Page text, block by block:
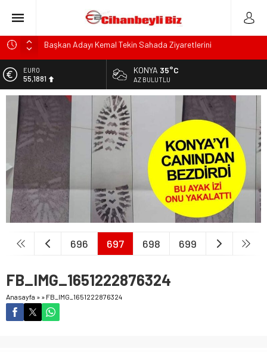
Başkan Adayı Kemal Tekin Sahada Ziyaretlerini
Konyalı Çiftci Feci şekilde Can Verdi
Konya’da araçta oksijen tüpünün patlaması sonucu hayatını
kaybeden biri bebek 2 kişi ile yaralanan 2 kişinin kimlikleri
belli oldu!
KULU’DA HAFİF TİCARİ ARAÇ TAKLA ATTI: 2’Sİ ÇOCUK, 3
Trafik Kazasinda Yaralanmıştı, Tedavi gördüğü Hastanede
Hayatını Kaybetti
EURO
55,1881
ALTIN
6.660,55
BİST
13.779,39
47,7111
KONYA 35°C
AZ BULUTLU
696 697 698 699
FB_IMG_1651222876324
Anasayfa » » FB_IMG_1651222876324